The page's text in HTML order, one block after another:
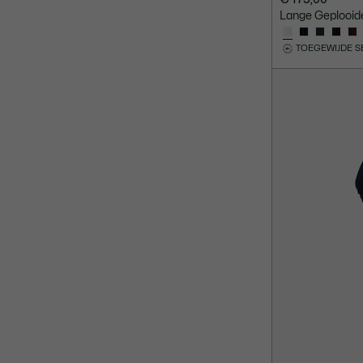
Lange
TOEGEWIJDE